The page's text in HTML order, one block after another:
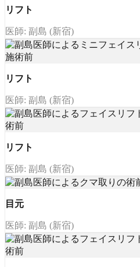
リフト
医師: 副島 (新宿)
リフト
医師: 副島 (新宿)
リフト
医師: 副島 (新宿)
目元
医師: 副島 (新宿)